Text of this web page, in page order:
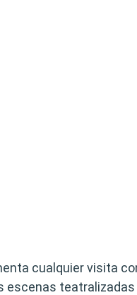
cualquier visita
escenas teatralizadas